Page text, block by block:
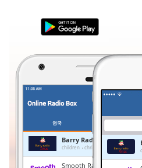
0:00
Loaded:
0.00%
Stream
LIVE
currently
behind
Remaining
영국
Barry Radio Xmas
children christmas
Smooth Radio